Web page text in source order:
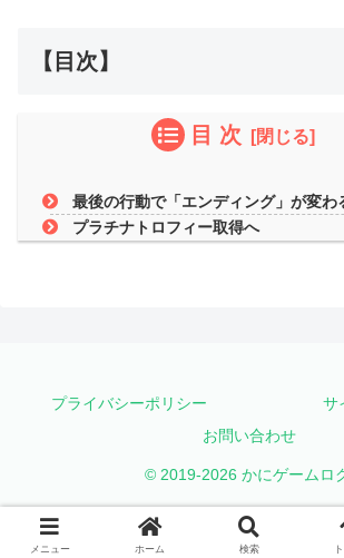
【目次】
目 次
最後の行動で「エンディング」が変わ
プラチナトロフィー取得へ
プライバシーポリシー
サ
お問い合わせ
© 2019-2026 かにゲームロ
メニュー ホーム 検索